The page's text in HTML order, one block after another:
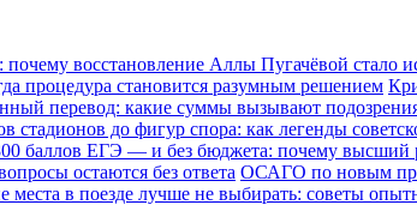
восстановление Аллы Пугачёвой стало
процедура становится разумным решением
перевод: какие суммы вызывают
стадионов до фигур спора: как легенды
баллов ЕГЭ — и без бюджета: почему высший
остаются без ответа ОСАГО по новым
места в поезде лучше не выбирать: советы